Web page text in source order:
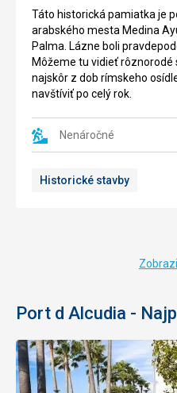
Táto historická pamiatka je
arabského mesta Medina
Palma. Lázne boli
Môžeme tu vidieť rôznorodé
najskôr z dob rímskeho
navštíviť po celý rok.
Nenáročné
Historické stavby
bolo
mesto
chránene
pred
pirátmy.
Stavba
veľmi
rozsiahlá
dobre
cimburím.
sa
tu
konajú
mestské
Dan
Maples.
Ihrisko
bolo
označené
najkrajšie
Mallorke.
Môžete
navštíviť
na
kde
sa
pravidelne
zriaďuje
Port d Alcudia -